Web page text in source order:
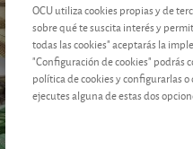
OCU utiliza cookies propias y de
sobre qué te suscita interés y
todas las cookies" aceptarás la
"Configuración de cookies" podrás
política de cookies y configurarlas
ejecutes alguna de estas dos